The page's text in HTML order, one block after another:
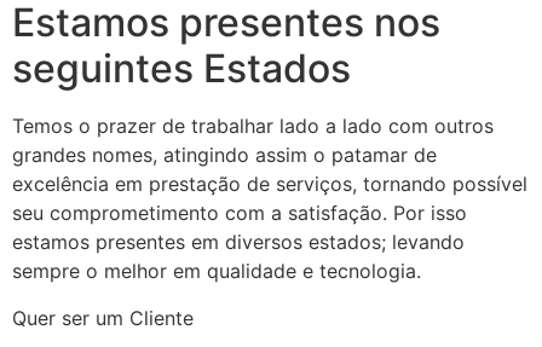
Estamos presentes nos
seguintes Estados
Temos o prazer de trabalhar lado a lado com outros
grandes nomes, atingindo assim o patamar de
excelência em prestação de serviços, tornando possível
seu comprometimento com a satisfação. Por isso
estamos presentes em diversos estados; levando
sempre o melhor em qualidade e tecnologia.
Quer ser um Cliente